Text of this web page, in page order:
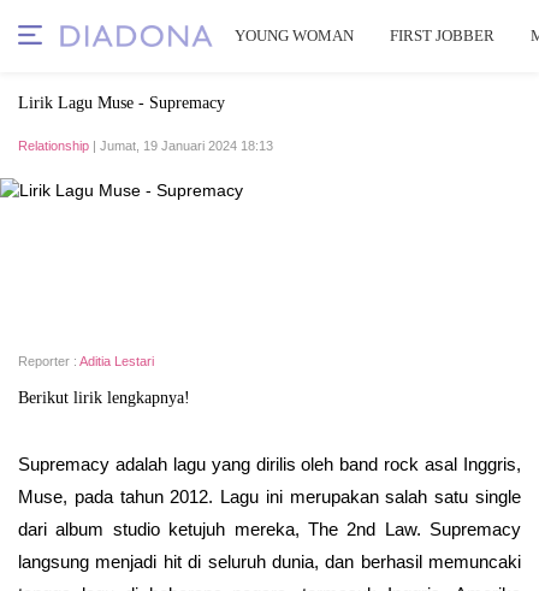
YOUNG WOMAN FIRST JOBBER
Lirik Lagu Muse - Supremacy
Relationship | Jumat, 19 Januari 2024 18:13
Reporter : Aditia Lestari
Berikut lirik lengkapnya!
Supremacy adalah lagu yang dirilis oleh band rock asal Inggris,
Muse, pada tahun 2012. Lagu ini merupakan salah satu single
dari album studio ketujuh mereka, The 2nd Law. Supremacy
langsung menjadi hit di seluruh dunia, dan berhasil memuncaki